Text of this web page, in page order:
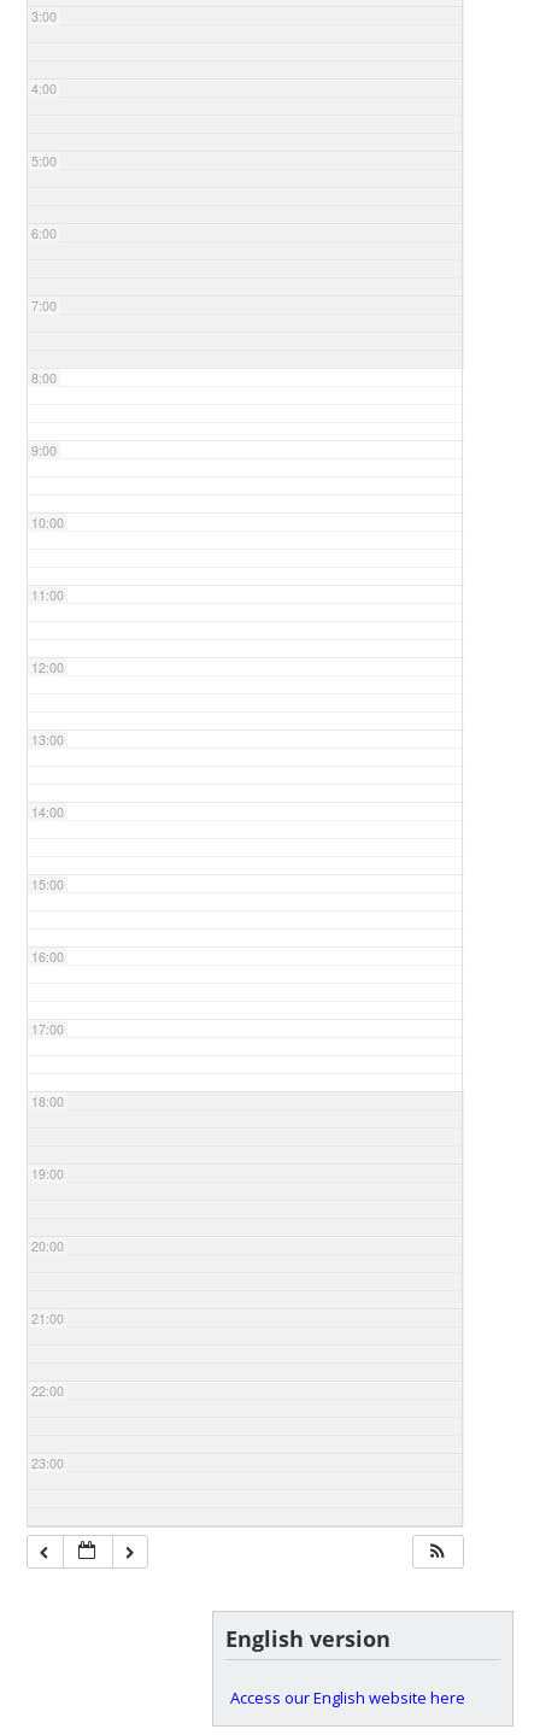
3:00
4:00
5:00
6:00
7:00
8:00
9:00
10:00
11:00
12:00
13:00
14:00
15:00
16:00
17:00
18:00
19:00
20:00
21:00
22:00
23:00
English version
Access our English website here